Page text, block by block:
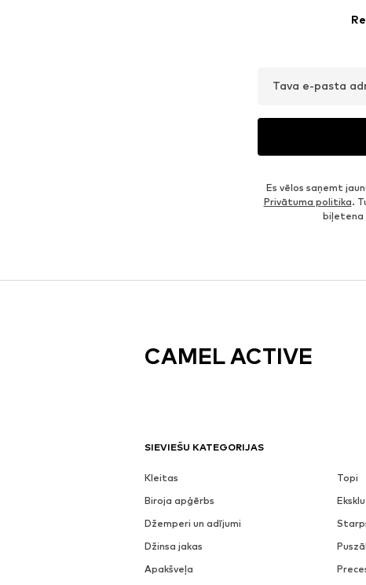
Tava e-pasta
Es vēlos saņemt
Privātuma politika.
biļetena
SIEVIEŠU KATEGORIJAS
Kleitas Topi
Biroja apģērbs
Džemperi un adījumi
Džinsa jakas
Apakšveļa
CAMEL ACTIVE